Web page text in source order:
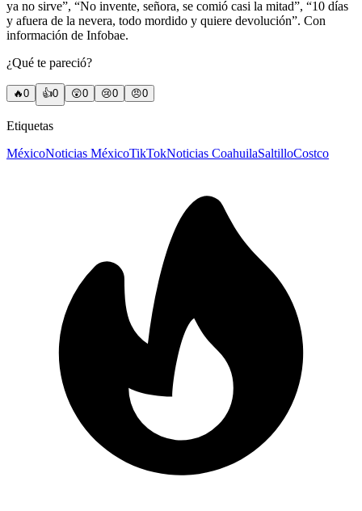
ya no sirve”, “No invente, señora, se comió casi la mitad”, “10 días
y afuera de la nevera, todo mordido y quiere devolución”. Con
información de Infobae.
¿Qué te pareció?
🔥0 👍0 😲0 😢0 😠0
Etiquetas
MéxicoNoticias MéxicoTikTokNoticias CoahuilaSaltilloCostco